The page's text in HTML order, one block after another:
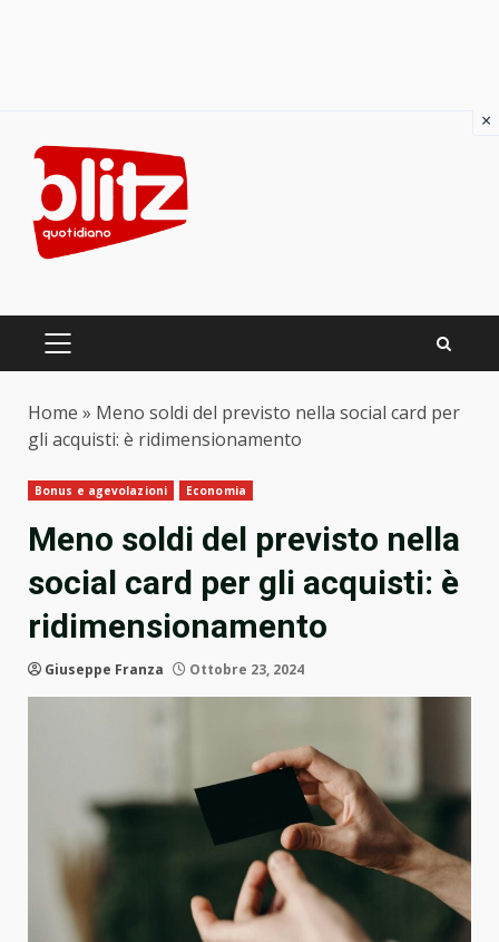
content
PRIMARY
Home » Meno soldi del previsto nella social card per
gli acquisti: è ridimensionamento
Bonus e agevolazioni Economia
Meno soldi del previsto nella
social card per gli acquisti: è
ridimensionamento
Giuseppe Franza Ottobre 23, 2024
×